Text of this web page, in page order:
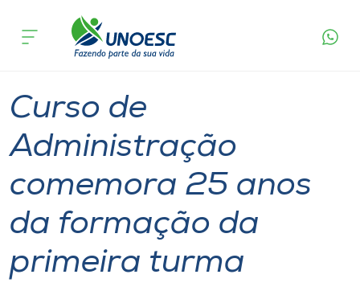
Cursos
Pesquisa
Atendimento ao Estudante
Portal de Ensino
A
acontece
Curso de
Administração
comemora 25 anos
da formação da
primeira turma